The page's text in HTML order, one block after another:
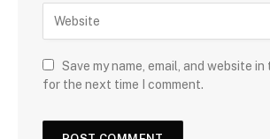
Save my name, email, and website
for the next time I comment.